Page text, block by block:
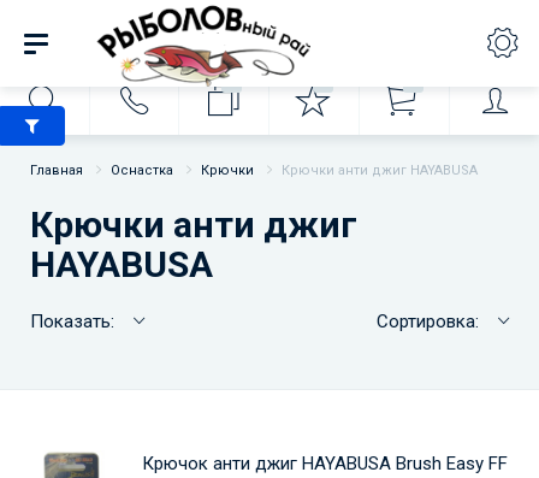
Главная Оснастка Крючки Крючки анти джиг HAYABUSA
Крючки анти джиг
HAYABUSA
Показать: Сортировка:
Крючок анти джиг HAYABUSA Brush Easy FF